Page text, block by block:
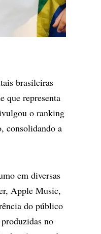
brasileiras
que representa
o ranking
consolidando a
em diversas
Apple Music,
do público
no